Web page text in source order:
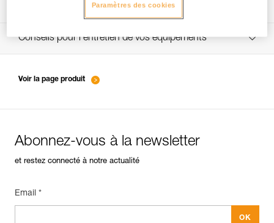
verif-EPI-harnais-SPORT-procedure-FR
verif-EPI-Harnais-SPORT-suivi-FR
Conseils pour l'entretien de vos équipements
Voir la page produit
Abonnez-vous à la newsletter
et restez connecté à notre actualité
Email *
Paramètres des cookies